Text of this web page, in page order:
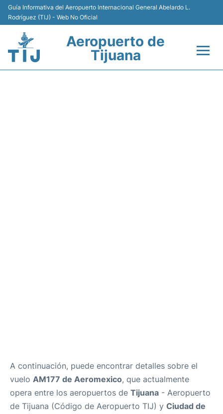
Guía Informativa del Aeropuerto Internacional General Abelardo L.
Rodríguez (TIJ) - Web No Oficial
Aeropuerto de
Tijuana
A continuación, puede encontrar detalles sobre el
vuelo AM177 de Aeromexico, que actualmente
opera entre los aeropuertos de Tijuana - Aeropuerto
de Tijuana (Código de Aeropuerto TIJ) y Ciudad de